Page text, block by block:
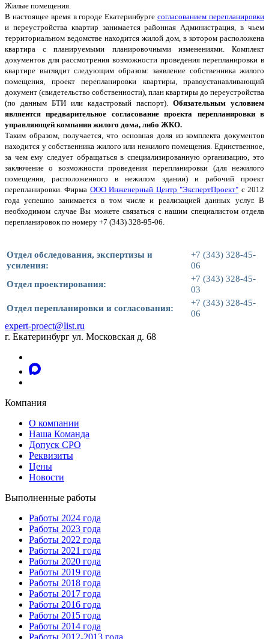
Жилые помещения.
В настоящее время в городе Екатеринбургесогласованием перепланировки
и переустройства квартир занимается районная Администрация, в чьем
территориальном ведомстве находится жилой дом, в котором расположена
квартира с планируемыми планировочными изменениями. Комплект
документов для рассмотрения возможности проведения перепланировки в
квартире выглядит следующим образом: заявление собственника жилого
помещения, проект перепланировки квартиры, правоустанавливающий
документ (свидетельство собственности), план квартиры до переустройства
(по данным БТИ или кадастровый паспорт). Обязательным условием
являентся предварительное согласование проекта перепланировки в
управляющей компании жилого дома, либо ЖКО.
Таким образом, получается, что основная доля из комплекта документов
находится у собственника жилого или нежилого помещения. Единственное,
за чем ему следует обращаться в специализированную организацию, это
заключение о возможности проведения перепланировки (для нежилого
помещения, расположенного в нежилом здании) и рабочий проект
перепланировки. Фирма ООО Инженерный Центр "ЭкспертПроект" с 2012
года успешно занимается в том числе и реализацией данных услуг. В
необходимом случае Вы можете связаться с нашим специалистом отдела
перепланировок по номеру +7 (343) 328-95-06.
Отдел обследования, экспертизы и
усиления:
+7 (343) 328-45-
06
Отдел проектирования:
+7 (343) 328-45-
03
Отдел перепланировки и согласования:
+7 (343) 328-45-
06
expert-proect@list.ru
г. Екатеринбург ул. Московская д. 68
Компания
О компании
Наша Команда
Допуск СРО
Реквизиты
Цены
Новости
Выполненные работы
Работы 2024 года
Работы 2023 года
Работы 2022 года
Работы 2021 года
Работы 2020 года
Работы 2019 года
Работы 2018 года
Работы 2017 года
Работы 2016 года
Работы 2015 года
Работы 2014 года
Работы 2012-2013 года